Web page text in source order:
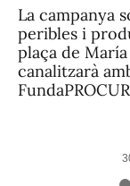
La campanya
peribles i
plaça de
canalitzarà